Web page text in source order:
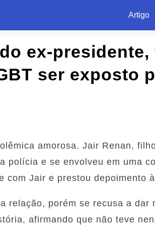
Artigo
ex-presidente,
ser exposto
amorosa. Jair Renan,
polícia e se envolveu em uma
com Jair e prestou depoimento
relação, porém se recusa a dar
afirmando que não teve